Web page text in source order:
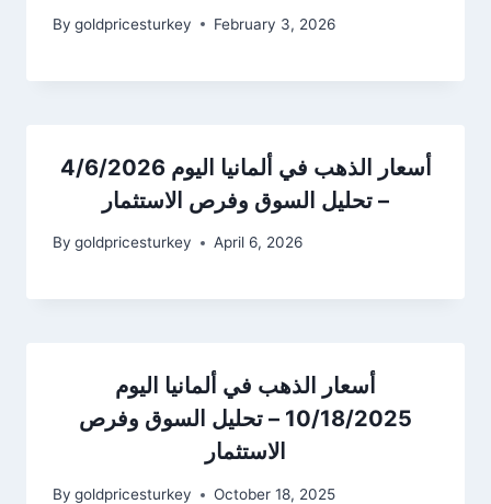
By goldpricesturkey February 3, 2026
أسعار الذهب في ألمانيا اليوم 4/6/2026
– تحليل السوق وفرص الاستثمار
By goldpricesturkey April 6, 2026
أسعار الذهب في ألمانيا اليوم
10/18/2025 – تحليل السوق وفرص
الاستثمار
By goldpricesturkey October 18, 2025